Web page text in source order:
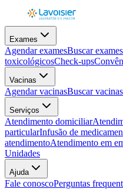
Exames
Agendar examesBuscar exames
toxicológicosCheck-ups
Vacinas
Agendar vacinasBuscar vacinas
Serviços
Atendimento domiciliar
particularInfusão de
atendimentoAtendimento em
Unidades
Ajuda
Fale conoscoPerguntas